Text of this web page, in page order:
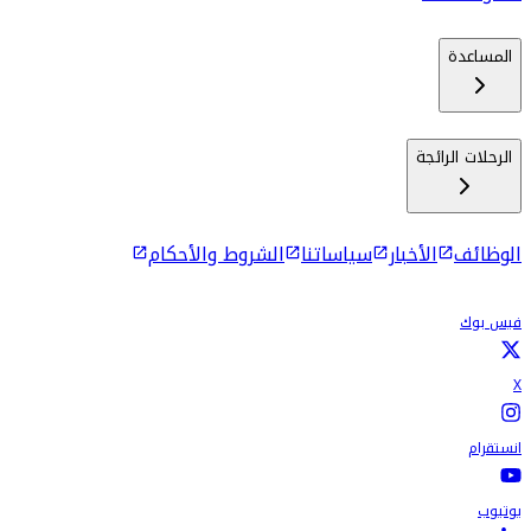
المساعدة
الرحلات الرائجة
الوظائف الأخبار سياساتنا الشروط والأحكام
فيس بوك
X
انستقرام
يوتيوب